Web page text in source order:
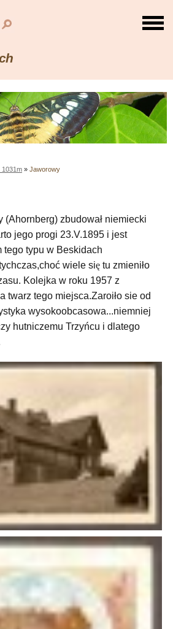
» Jaworowy
(Ahornberg) zbudował niemiecki
jego progi 23.V.1895 i jest
tego typu w Beskidach
wiele się tu zmieniło
Kolejka w roku 1957 z
twarz tego miejsca.Zaroiło sie od
wysokoobcasowa...niemniej
hutniczemu Trzyńcu i dlatego